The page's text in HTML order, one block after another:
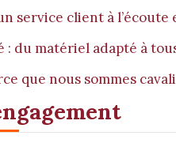
service client à l’écoute
: du matériel adapté à
que nous sommes